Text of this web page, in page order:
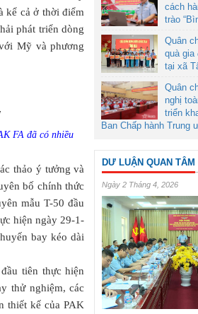
kể cả ở thời điểm
phát triển dòng
Mỹ và phương
FA đã có nhiều
thảo ý tưởng và
bố chính thức
mẫu T-50 đầu
hiện ngày 29-1-
bay kéo dài
tiên thực hiện
thử nghiệm, các
thiết kế của PAK
cách
trào
Quân
quà
tại xã
Quân
nghị
triển
Ban Chấp hành Trung
DƯ LUẬN QUAN TÂM
Ngày 2 Tháng 4, 2026